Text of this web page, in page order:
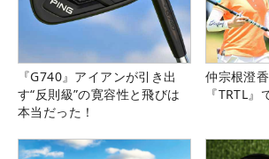
『G740』アイアンが引き出
す“反則級”の寛容性と飛びは
本当だった！
仲宗根澄
『TRTL』